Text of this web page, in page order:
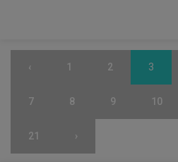
‹ 1 2 3
7 8 9 10
21 ›